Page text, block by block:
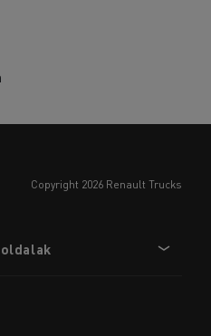
copyright 2026 Renault Trucks